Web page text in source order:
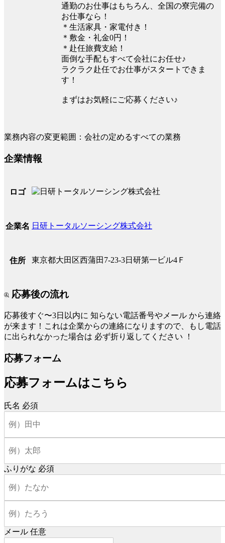
通勤のお仕事はもちろん、全国の寮完備の
お仕事なら！
＊生活家具・家電付き！
＊敷金・礼金0円！
＊赴任旅費支給！
面倒な手配もすべて会社にお任せ♪
ラクラク赴任でお仕事がスタートできま
す！
まずはお気軽にご応募ください♪
業務内容の変更範囲：会社の定めるすべての業務
企業情報
ロゴ
企業名 日研トータルソーシング株式会社
住所 東京都大田区西蒲田7-23-3日研第一ビル4Ｆ
応募後の流れ
応募後すぐ〜3日以内に 知らない電話番号やメール から連絡
が来ます！これは企業からの連絡になりますので、もし電話
に出られなかった場合は 必ず折り返してください ！
応募フォーム
応募フォームはこちら
氏名 必須
ふりがな 必須
メール 任意